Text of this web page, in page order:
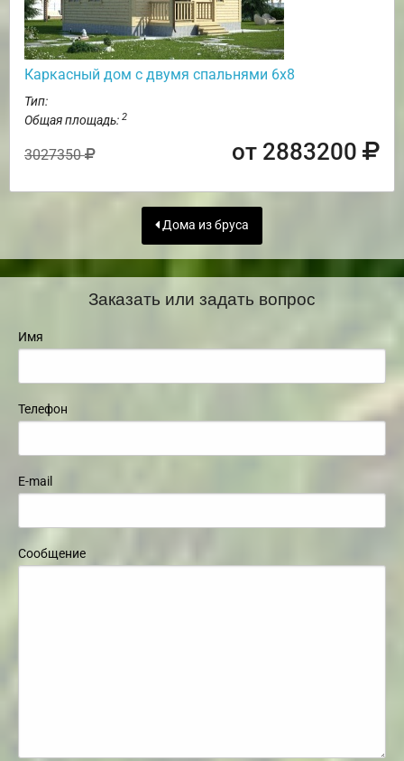
Каркасный дом с двумя спальнями 6х8
Тип:
Общая площадь: 2
3027350 от 2883200
Дома из бруса
Заказать или задать вопрос
Имя
Телефон
E-mail
Сообщение